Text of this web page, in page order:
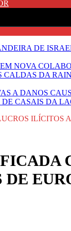
DE
NOVA
CALDAS DA
A DANOS
CASAIS DA
ILÍCITOS